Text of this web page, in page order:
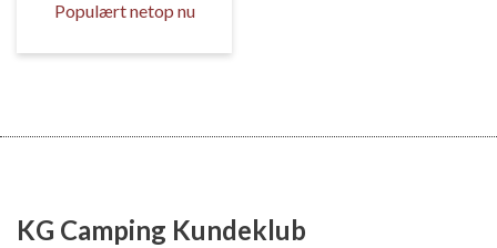
Populært netop nu
KG Camping Kundeklub